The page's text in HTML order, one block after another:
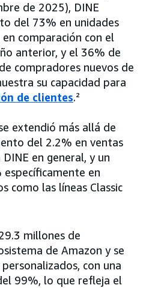
de 2025), DINE
del 73% en unidades
comparación con el
anterior, y el 36% de
compradores nuevos de
su capacidad para
de clientes.²
extendió más allá de
del 2.2% en ventas
en general, y un
en
como las líneas Classic
millones de
de Amazon y se
con una
99%, lo que refleja el